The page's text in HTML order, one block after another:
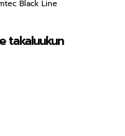
Black Line
takaluukun